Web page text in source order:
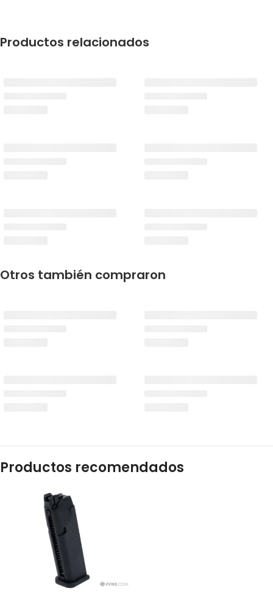
Productos relacionados
Otros también compraron
Productos recomendados